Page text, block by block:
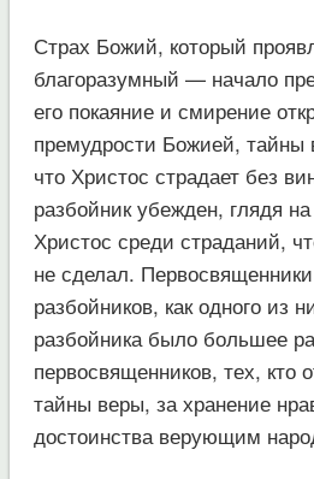
Страх Божий, который
благоразумный — начало
его покаяние и смирение
премудрости Божией, тайны
что Христос страдает без
разбойник убежден, глядя
Христос среди страданий,
не сделал.
разбойников, как одного из
разбойника было большее
первосвященников, тех, кто
тайны веры, за хранение
достоинства верующим